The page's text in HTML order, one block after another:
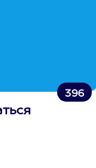
396